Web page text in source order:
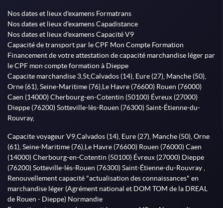
Nos dates et lieux d'examens Formatrans
Nos dates et lieux d'examens Capadistance
Nos dates et lieux d'examens Capacité V9
Capacité de transport par le CPF Mon Compte Formation
Financement de votre attestation de capacité marchandise léger par
le CPF mon compte formation à Dieppe
Capacite marchandise 3,5t,Calvados (14), Eure (27), Manche (50),
Orne (61), Seine-Maritime (76),Le Havre (76600) Rouen (76000)
Caen (14000) Cherbourg-en-Cotentin (50100) Évreux (27000)
Dieppe (76200) Sotteville-lès-Rouen (76300) Saint-Étienne-du-
Rouvray,
Capacite voyageur V9,Calvados (14), Eure (27), Manche (50), Orne
(61), Seine-Maritime (76),Le Havre (76600) Rouen (76000) Caen
(14000) Cherbourg-en-Cotentin (50100) Évreux (27000) Dieppe
(76200) Sotteville-lès-Rouen (76300) Saint-Étienne-du-Rouvray ,
Renouvellement capacité "actualisation des connaissances" en
marchandise léger (Agrément national et DOM TOM de la DREAL
de Rouen - Dieppe) Normandie